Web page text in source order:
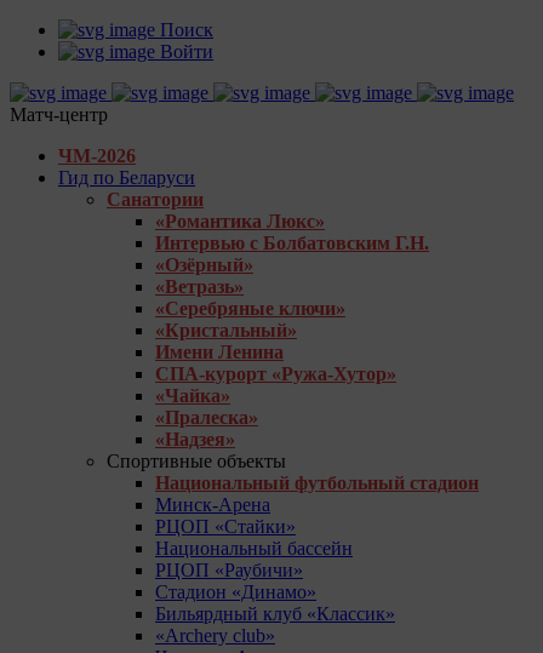
Поиск
Войти
Матч-центр
ЧМ-2026
Гид по Беларуси
Санатории
«Романтика Люкс»
Интервью с Болбатовским Г.Н.
«Озёрный»
«Ветразь»
«Серебряные ключи»
«Кристальный»
Имени Ленина
СПА-курорт «Ружа-Хутор»
«Чайка»
«Пралеска»
«Надзея»
Спортивные объекты
Национальный футбольный стадион
Минск-Арена
РЦОП «Стайки»
Национальный бассейн
РЦОП «Раубичи»
Стадион «Динамо»
Бильярдный клуб «Классик»
«Archery club»